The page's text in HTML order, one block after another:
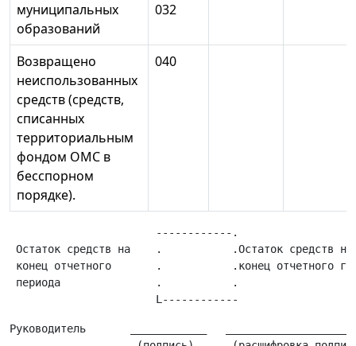
муниципальных
образований
032
Возвращено
неиспользованных
средств (средств,
списанных
территориальным
фондом ОМС в
бесспорном
порядке).
040
------------.
Остаток средств на    .           .Остаток
конец отчетного       .           .конец
периода               .           .
Руководитель       ____________